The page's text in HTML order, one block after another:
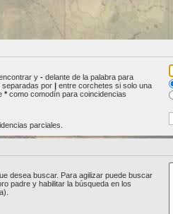
y - delante de la palabra para
separadas por | entre corchetes si solo una
* como comodín para coincidencias
parciales.
desea buscar. Para agilizar puede buscar
padre y habilitar la búsqueda en los